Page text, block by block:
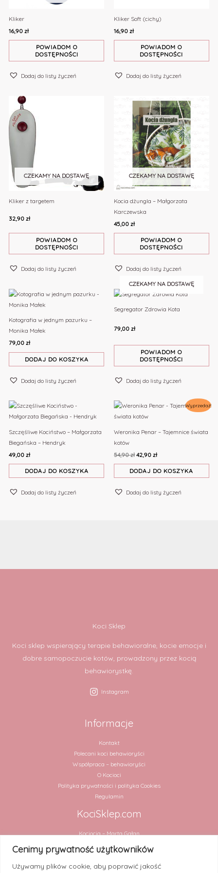
Cenimy prywatność użytkowników
Używamy plików cookie, aby poprawić jakość
Kliker
16,90zł
POWIADOM O
DOSTĘPNOŚCI
Dodaj do listy życzeń
Kliker Soft (cichy)
16,90 zł
POWIADOM O
DOSTĘPNOŚCI
Dodaj do listy życzeń
CZEKAMY NA DOSTAWĘ
Kliker z targetem
32,90zł
POWIADOM O
DOSTĘPNOŚCI
Dodaj do listy życzeń
CZEKAMY NA DOSTAWĘ
Kocia dżungla – Małgorzata
Karczewska
45,00 zł
POWIADOM O
DOSTĘPNOŚCI
Dodaj do listy życzeń
Kotografia w jednym pazurku –
Monika Małek
79,00zł
DODAJ DO KOSZYKA
Dodaj do listy życzeń
CZEKAMY NA DOSTAWĘ
Segregator Zdrowia Kota
79,00 zł
POWIADOM O
DOSTĘPNOŚCI
Dodaj do listy życzeń
Szczęśliwe Kociństwo – Małgorzata
Biegańska – Hendryk
49,00zł
DODAJ DO KOSZYKA
Dodaj do listy życzeń
Wyprzedaż!
Weronika Penar – Tajemnice świata
kotów
54,90zł
Pierwotna
wynosiła:
42,90 zł
Aktualna
DODAJ DO KOSZYKA
Dodaj do listy życzeń
Koci Sklep
Koci sklep wspierający terapie behawioralne, kocie emocje i
dobre samopoczucie kotów, prowadzony przez kocią
behawiorystkę.
Instagram
Informacje
Kontakt
Polecani koci behawioryści
Współpraca – behawioryści
O Kocioci
Polityka prywatności i polityka Cookies
Regulamin
KociSklep.com
Kociocia – Marta Gałan
ul. Chmielna 2 lok. 31
00-020 Warszawa
NIP 5252909994